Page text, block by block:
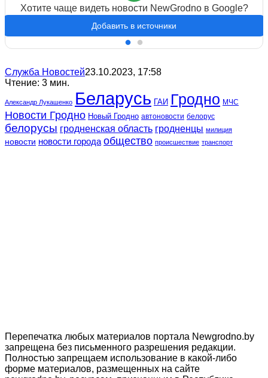
Хотите чаще видеть новости NewGrodno в Google?
Добавить в источники
Служба Новостей23.10.2023, 17:58
Чтение: 3 мин.
Александр Лукашенко Беларусь ГАИ Гродно МЧС
Новости Гродно Новый Гродно автоновости белорус
белорусы гродненская область гродненцы милиция
новости новости города общество происшествие транспорт
Перепечатка любых материалов портала Newgrodno.by
запрещена без письменного разрешения редакции.
Полностью запрещаем использование в какой-либо
форме материалов, размещенных на сайте